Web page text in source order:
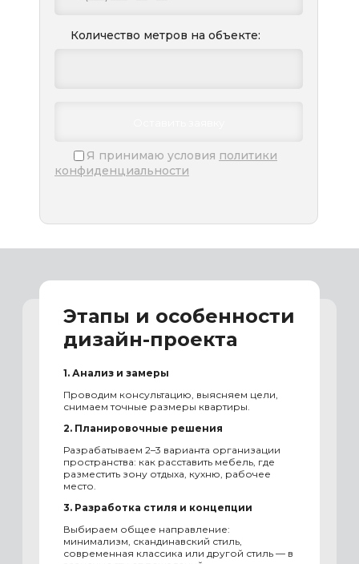
Количество метров на объекте:
Я принимаю условия политики
конфиденциальности
Этапы и особенности
дизайн-проекта
1. Анализ и замеры
Проводим консультацию, выясняем цели,
снимаем точные размеры квартиры.
2. Планировочные решения
Разрабатываем 2–3 варианта организации
пространства: как расставить мебель, где
разместить зону отдыха, кухню, рабочее
место.
3. Разработка стиля и концепции
Выбираем общее направление:
минимализм, скандинавский стиль,
современная классика или другой стиль — в